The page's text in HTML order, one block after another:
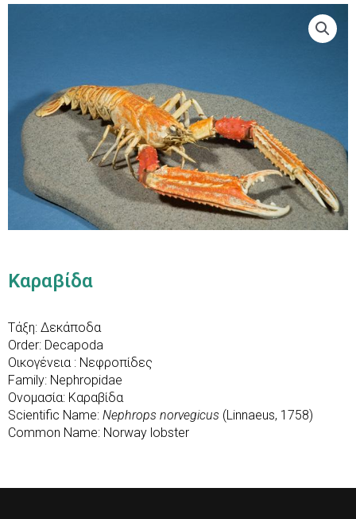
Καραβίδα
Τάξη: Δεκάποδα
Order: Decapoda
Οικογένεια : Νεφροπίδες
Family: Nephropidae
Ονομασία: Καραβίδα
Scientific Name: Nephrops norvegicus (Linnaeus, 1758)
Common Name: Norway lobster